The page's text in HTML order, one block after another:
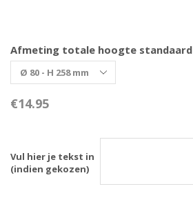
Afmeting totale hoogte standaard
€14.95
Vul hier je tekst in
(indien gekozen)